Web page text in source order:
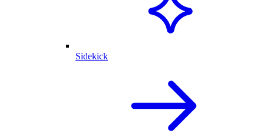
Sidekick